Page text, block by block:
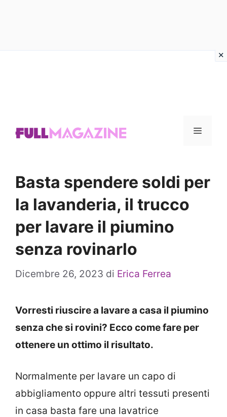
Menu
Basta spendere soldi per
la lavanderia, il trucco
per lavare il piumino
senza rovinarlo
Dicembre 26, 2023 di Erica Ferrea
Vorresti riuscire a lavare a casa il piumino
senza che si rovini? Ecco come fare per
ottenere un ottimo il risultato.
Normalmente per lavare un capo di
abbigliamento oppure altri tessuti presenti
in casa basta fare una lavatrice